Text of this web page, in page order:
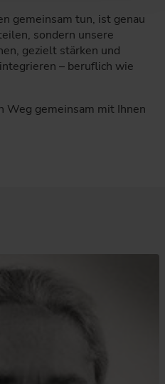
gemeinsam tun, ist genau
sondern unsere
gezielt stärken und
– beruflich wie
Weg gemeinsam mit Ihnen